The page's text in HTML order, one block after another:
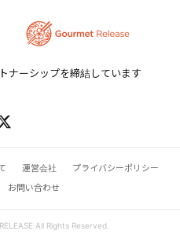
ナーシップを締結しています
運営会社
プライバシーポリシー
お問い合わせ
All Rights Reserved.